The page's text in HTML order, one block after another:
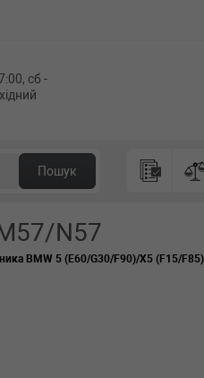
сб -
Пошук
N57
BMW 5 (E60/G30/F90)/X5 (F15/